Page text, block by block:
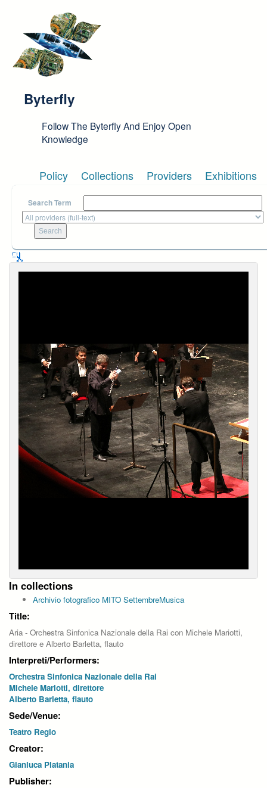
Byterfly
Follow The Byterfly And Enjoy Open
Knowledge
Policy Collections Providers Exhibitions
Search Term
In collections
Archivio fotografico MITO SettembreMusica
Title:
Aria - Orchestra Sinfonica Nazionale della Rai con Michele Mariotti,
direttore e Alberto Barletta, flauto
Interpreti/Performers:
Orchestra Sinfonica Nazionale della Rai
Michele Mariotti, direttore
Alberto Barletta, flauto
Sede/Venue:
Teatro Regio
Creator:
Gianluca Platania
Publisher: